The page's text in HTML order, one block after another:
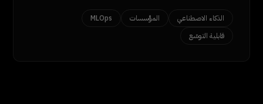
الذكاء الاصطناعي المؤسسات
MLOps
قابلية التوسّع